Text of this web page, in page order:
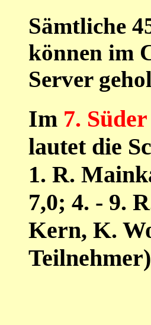
Sämtliche
können im
Server
Im 7.
lautet die
1. R.
7,0; 4. - 9.
Kern, K.